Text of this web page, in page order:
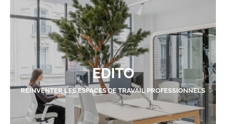
EDITO
RÉINVENTER LES ESPACES DE TRAVAIL PROFESSIONNELS